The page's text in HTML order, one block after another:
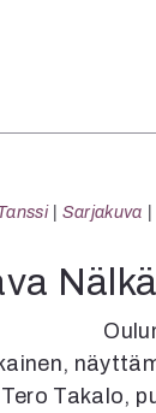
Sarjakuva
Takalo,